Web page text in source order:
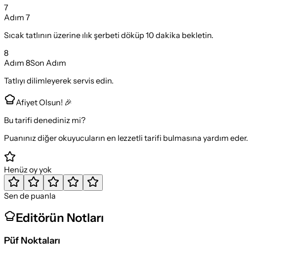
7
Adım 7
Sıcak tatlının üzerine ılık şerbeti döküp 10 dakika bekletin.
8
Adım 8Son Adım
Tatlıyı dilimleyerek servis edin.
Afiyet Olsun! 🎉
Bu tarifi denediniz mi?
Puanınız diğer okuyucuların en lezzetli tarifi bulmasına yardım eder.
Henüz oy yok
Sen de puanla
Editörün Notları
Püf Noktaları